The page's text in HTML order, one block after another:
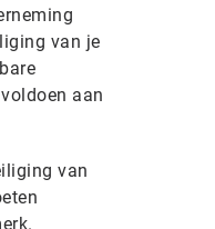
van je
aan
van